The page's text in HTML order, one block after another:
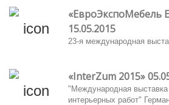
«ЕвроЭкспоМебель
15.05.2015
23-я международная
«InterZum 2015»
"Международная
интерьерных работ"